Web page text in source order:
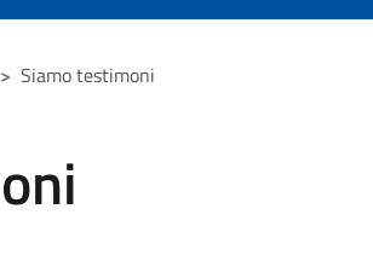
> Siamo testimoni